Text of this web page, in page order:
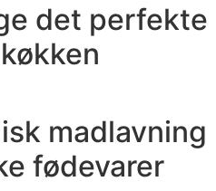
det perfekte
madlavning
fødevarer